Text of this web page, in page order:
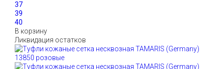
В корзину
Ликвидация остатков